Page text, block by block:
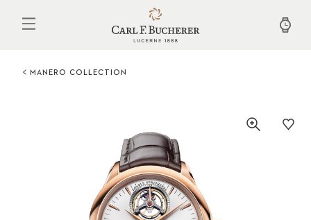
contenu
MANERO COLLECTION